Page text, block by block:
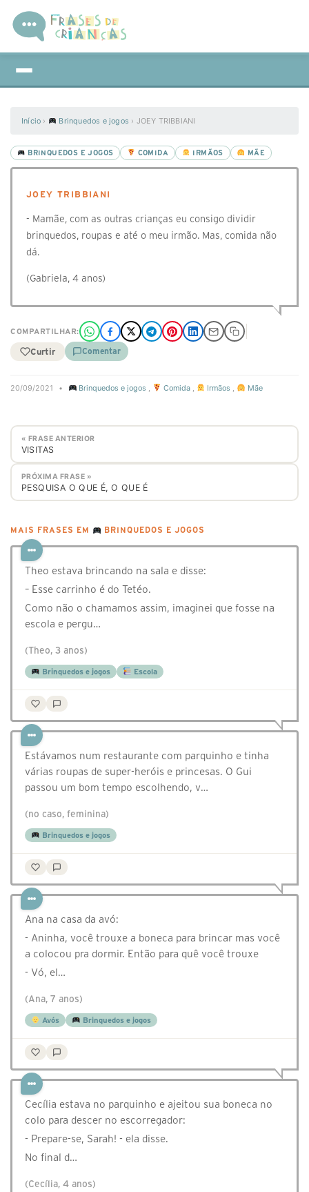
Início › Brinquedos e jogos › JOEY TRIBBIANI
BRINQUEDOS E JOGOS COMIDA IRMÃOS MÃE
JOEY TRIBBIANI
- Mamãe, com as outras crianças eu consigo dividir
brinquedos, roupas e até o meu irmão. Mas, comida não
dá.
(Gabriela, 4 anos)
COMPARTILHAR:
Curtir Comentar
20/09/2021 • Brinquedos e jogos , Comida, Irmãos , Mãe
« FRASE ANTERIOR
VISITAS
PRÓXIMA FRASE »
⁣PESQUISA O QUE É, O QUE É
MAIS FRASES EM BRINQUEDOS E JOGOS
Theo estava brincando na sala e disse:
– Esse carrinho é do Tetéo.
Como não o chamamos assim, imaginei que fosse na
escola e pergu…
(Theo, 3 anos)
Brinquedos e jogos Escola
Estávamos num restaurante com parquinho e tinha
várias roupas de super-heróis e princesas. O Gui
passou um bom tempo escolhendo, v…
(no caso, feminina)
Brinquedos e jogos
Ana na casa da avó:
- Aninha, você trouxe a boneca para brincar mas você
a colocou pra dormir. Então para quê você trouxe
- Vó, el…
(Ana, 7 anos)
Avós Brinquedos e jogos
Cecília estava no parquinho e ajeitou sua boneca no
colo para descer no escorregador:
- Prepare-se, Sarah! - ela disse.
No final d…
(Cecília, 4 anos)